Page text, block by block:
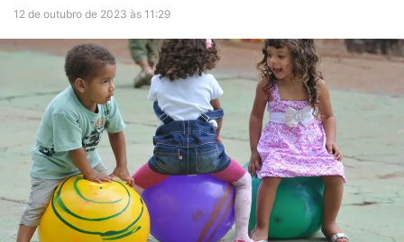
12 de outubro de 2023 às 11:29